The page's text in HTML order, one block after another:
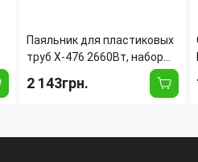
Паяльник для пластиковых
труб X-476 2660Вт, набор
для сварки ППР труб 20–63
мм, регулировка
2 143грн.